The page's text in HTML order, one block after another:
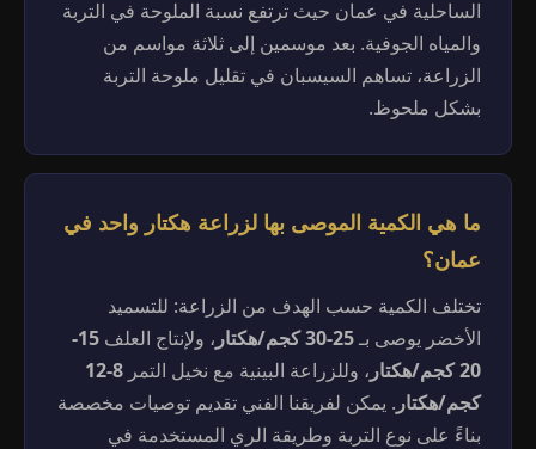
الساحلية في عمان حيث ترتفع نسبة الملوحة في التربة
والمياه الجوفية. بعد موسمين إلى ثلاثة مواسم من
الزراعة، تساهم السيسبان في تقليل ملوحة التربة
بشكل ملحوظ.
ما هي الكمية الموصى بها لزراعة هكتار واحد في
عمان؟
تختلف الكمية حسب الهدف من الزراعة: للتسميد
الأخضر يوصى بـ25-30 كجم/هكتار ، ولإنتاج العلف
15-
20 كجم/هكتار
، وللزراعة البينية مع نخيل التمر
8-12
كجم/هكتار . يمكن لفريقنا الفني تقديم توصيات مخصصة
بناءً على نوع التربة وطريقة الري المستخدمة في